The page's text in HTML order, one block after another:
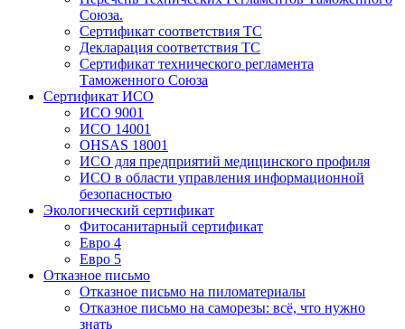
Союза.
Сертификат соответствия ТС
Декларация соответствия ТС
Сертификат технического регламента
Таможенного Союза
Сертификат ИСО
ИСО 9001
ИСО 14001
OHSAS 18001
ИСО для предприятий медицинского профиля
ИСО в области управления информационной
безопасностью
Экологический сертификат
Фитосанитарный сертификат
Евро 4
Евро 5
Отказное письмо
Отказное письмо на пиломатериалы
Отказное письмо на саморезы: всё, что нужно
знать